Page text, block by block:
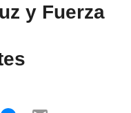
y Fuerza